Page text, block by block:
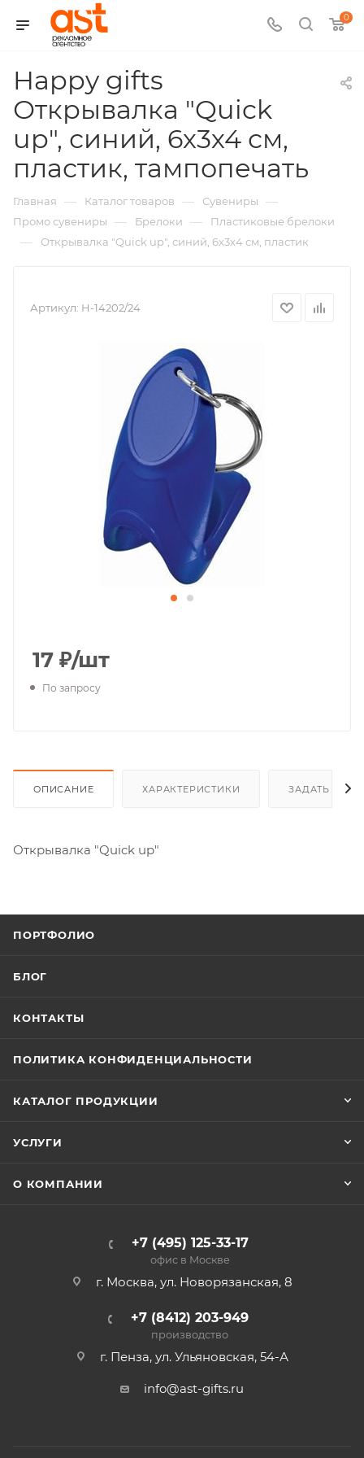
0
Happy gifts
Открывалка "Quick
up", синий, 6х3х4 см,
пластик, тампопечать
H-
Главная — Каталог товаров — Сувениры —
Промо сувениры — Брелоки — Пластиковые брелоки
— Открывалка "Quick up", синий, 6х3х4 см, пластик
Артикул: H-14202/24
17 ₽/шт
По запросу
ОПИСАНИЕ ХАРАКТЕРИСТИКИ ЗАДАТЬ
Открывалка "Quick up"
ПОРТФОЛИО
БЛОГ
КОНТАКТЫ
ПОЛИТИКА КОНФИДЕНЦИАЛЬНОСТИ
КАТАЛОГ ПРОДУКЦИИ
УСЛУГИ
О КОМПАНИИ
+7 (495) 125-33-17
офис в Москве
г. Москва, ул. Новорязанская, 8
+7 (8412) 203-949
производство
г. Пенза, ул. Ульяновская, 54-А
info@ast-gifts.ru